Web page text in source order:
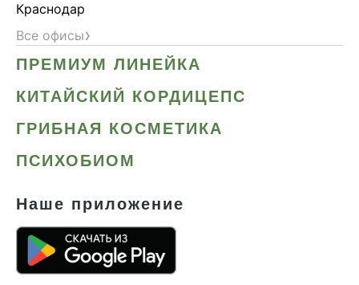
Краснодар
Все офисы›
ПРЕМИУМ ЛИНЕЙКА
КИТАЙСКИЙ КОРДИЦЕПС
ГРИБНАЯ КОСМЕТИКА
ПСИХОБИОМ
Наше приложение